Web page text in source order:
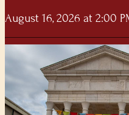
August 16, 2026 at 2:00